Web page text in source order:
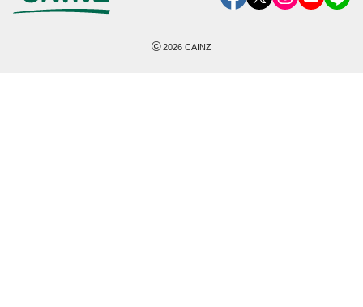
©2026 CAINZ